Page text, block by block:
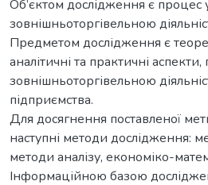
Об’єктом дослідження є процес
зовнішньоторгівельною
Предметом дослідження є
аналітичні та практичні
зовнішньоторгівельною
підприємства.
Для досягнення поставленої
наступні методи дослідження:
методи аналізу, економіко-
Інформаційною базою